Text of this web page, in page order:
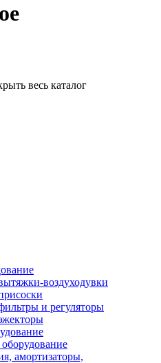
весь каталог
воздуходувки
и регуляторы
амортизаторы,